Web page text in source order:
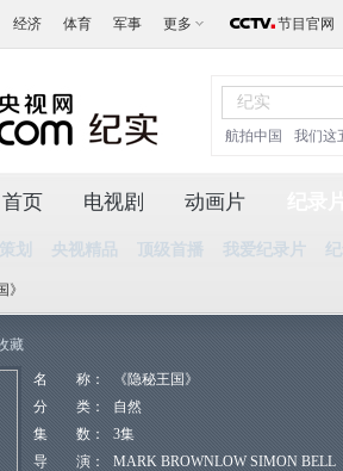
经济 体育 军事 更多 节目官网
航拍中国 我们这
首页 电视剧 动画片
划 央视精品 顶级首播 我爱纪录片
》
藏
名 称：
《隐秘王国》
分 类：
自然
集 数：
3集
导 演：
MARK BROWNLOW SIMON BELL